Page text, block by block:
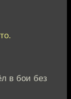
в бои без